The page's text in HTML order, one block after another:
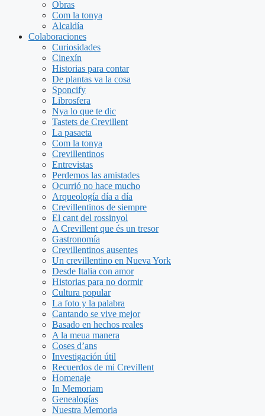
Obras
Com la tonya
Alcaldía
Colaboraciones
Curiosidades
Cinexín
Historias para contar
De plantas va la cosa
Sponcify
Librosfera
Nya lo que te dic
Tastets de Crevillent
La pasaeta
Com la tonya
Crevillentinos
Entrevistas
Perdemos las amistades
Ocurrió no hace mucho
Arqueología día a día
Crevillentinos de siempre
El cant del rossinyol
A Crevillent que és un tresor
Gastronomía
Crevillentinos ausentes
Un crevillentino en Nueva York
Desde Italia con amor
Historias para no dormir
Cultura popular
La foto y la palabra
Cantando se vive mejor
Basado en hechos reales
A la meua manera
Coses d’ans
Investigación útil
Recuerdos de mi Crevillent
Homenaje
In Memoriam
Genealogías
Nuestra Memoria